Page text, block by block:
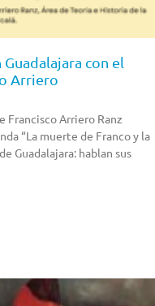
con el
Arriero
Francisco Arriero Ranz
“La muerte de Franco y la
Guadalajara: hablan sus